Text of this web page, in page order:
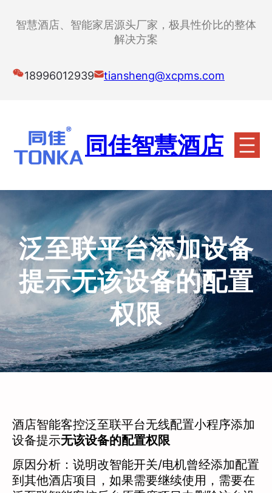
智慧酒店、智能家居源头厂家，极具性价比的整体
解决方案
18996012939 tiansheng@xcpms.com
同佳智慧酒店
泛至联平台添加设备
提示无该设备的配置
权限
酒店智能客控泛至联平台无线配置小程序添加
设备提示无该设备的配置权限
原因分析：说明改智能开关/电机曾经添加配置
到其他酒店项目，如果需要继续使用，需要在